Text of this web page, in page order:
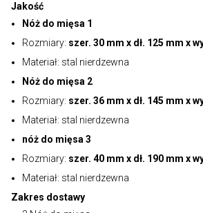
Jakość
Nóż do mięsa 1
Rozmiary: szer. 30 mm x dł. 125 mm x
Materiał: stal nierdzewna
Nóż do mięsa 2
Rozmiary: szer. 36 mm x dł. 145 mm x
Materiał: stal nierdzewna
nóż do mięsa 3
Rozmiary: szer. 40 mm x dł. 190 mm x
Materiał: stal nierdzewna
Zakres dostawy